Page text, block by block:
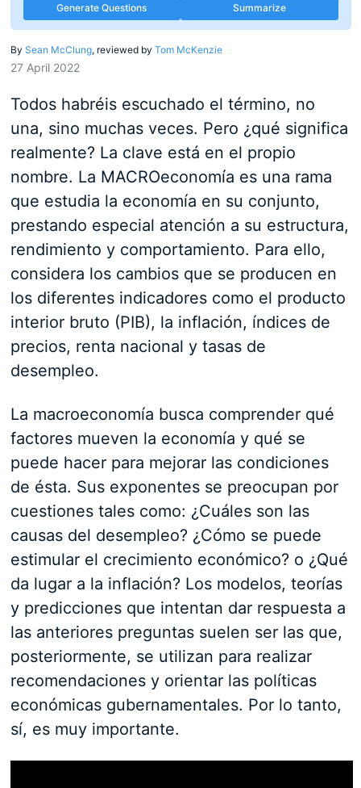
Generate Questions Summarize
By Sean McClung, reviewed by Tom McKenzie
27 April 2022
Todos habréis escuchado el término, no
una, sino muchas veces. Pero ¿qué significa
realmente? La clave está en el propio
nombre. La MACROeconomía es una rama
que estudia la economía en su conjunto,
prestando especial atención a su estructura,
rendimiento y comportamiento. Para ello,
considera los cambios que se producen en
los diferentes indicadores como el producto
interior bruto (PIB), la inflación, índices de
precios, renta nacional y tasas de
desempleo.
La macroeconomía busca comprender qué
factores mueven la economía y qué se
puede hacer para mejorar las condiciones
de ésta. Sus exponentes se preocupan por
cuestiones tales como: ¿Cuáles son las
causas del desempleo? ¿Cómo se puede
estimular el crecimiento económico? o ¿Qué
da lugar a la inflación? Los modelos, teorías
y predicciones que intentan dar respuesta a
las anteriores preguntas suelen ser las que,
posteriormente, se utilizan para realizar
recomendaciones y orientar las políticas
económicas gubernamentales. Por lo tanto,
sí, es muy importante.